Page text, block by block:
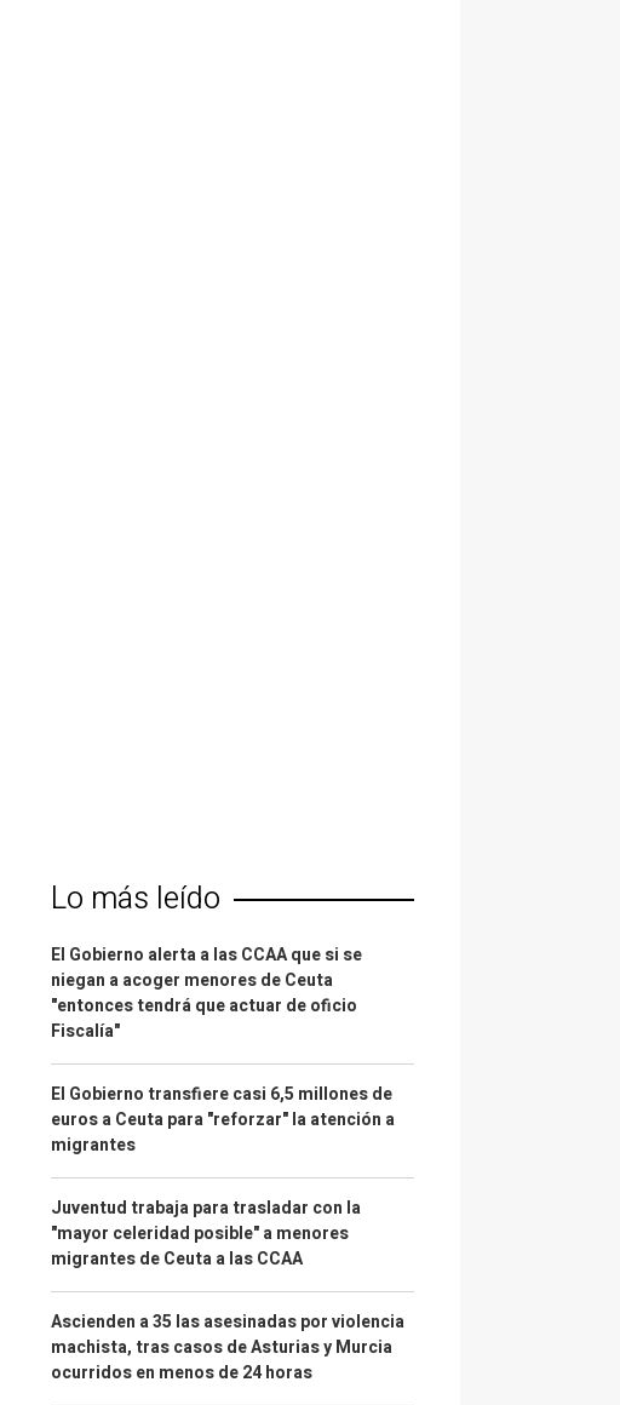
Lo más leído
El Gobierno alerta a las CCAA que si se
niegan a acoger menores de Ceuta
"entonces tendrá que actuar de oficio
Fiscalía"
El Gobierno transfiere casi 6,5 millones de
euros a Ceuta para "reforzar" la atención a
migrantes
Juventud trabaja para trasladar con la
"mayor celeridad posible" a menores
migrantes de Ceuta a las CCAA
Ascienden a 35 las asesinadas por violencia
machista, tras casos de Asturias y Murcia
ocurridos en menos de 24 horas